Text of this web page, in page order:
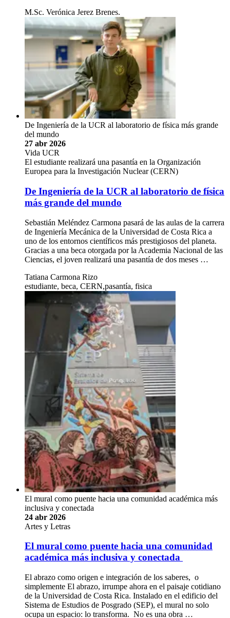
M.Sc. Verónica Jerez Brenes.
De Ingeniería de la UCR al laboratorio de física más grande
del mundo
27 abr 2026
Vida UCR
El estudiante realizará una pasantía en la Organización
Europea para la Investigación Nuclear (CERN)
De Ingeniería de la UCR al laboratorio de física
más grande del mundo
Sebastián Meléndez Carmona pasará de las aulas de la carrera
de Ingeniería Mecánica de la Universidad de Costa Rica a
uno de los entornos científicos más prestigiosos del planeta.
Gracias a una beca otorgada por la Academia Nacional de las
Ciencias, el joven realizará una pasantía de dos meses …
Tatiana Carmona Rizo
estudiante, beca, CERN,pasantía, fisica
El mural como puente hacia una comunidad académica más
inclusiva y conectada
24 abr 2026
Artes y Letras
El mural como puente hacia una comunidad
académica más inclusiva y conectada
El abrazo como origen e integración de los saberes, o
simplemente El abrazo, irrumpe ahora en el paisaje cotidiano
de la Universidad de Costa Rica. Instalado en el edificio del
Sistema de Estudios de Posgrado (SEP), el mural no solo
ocupa un espacio: lo transforma. No es una obra …